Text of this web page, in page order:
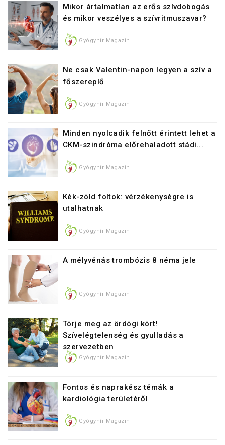
Mikor ártalmatlan az erős szívdobogás
és mikor veszélyes a szívritmuszavar?
Gyógyhír Magazin
Ne csak Valentin-napon legyen a szív a
főszereplő
Gyógyhír Magazin
Minden nyolcadik felnőtt érintett lehet a
CKM-szindróma előrehaladott stádi...
Gyógyhír Magazin
Kék-zöld foltok: vérzékenységre is
utalhatnak
Gyógyhír Magazin
A mélyvénás trombózis 8 néma jele
Gyógyhír Magazin
Törje meg az ördögi kört!
Szívelégtelenség és gyulladás a
szervezetben
Gyógyhír Magazin
Fontos és naprakész témák a
kardiológia területéről
Gyógyhír Magazin